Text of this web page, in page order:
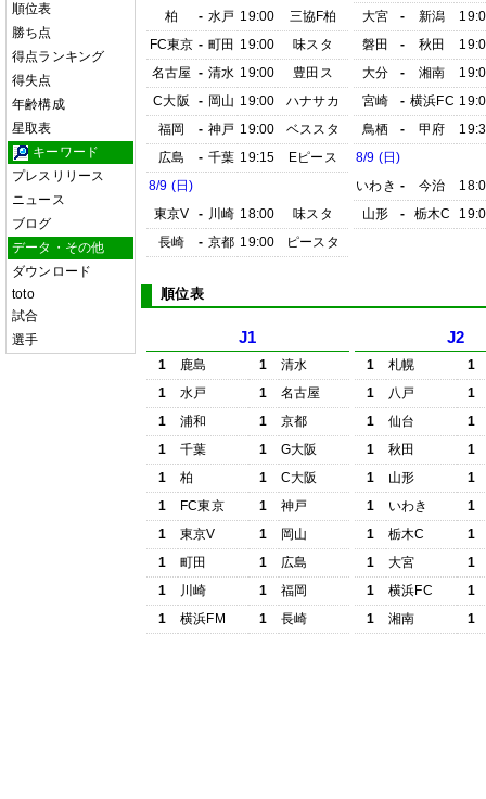
順位表
勝ち点
得点ランキング
得失点
年齢構成
星取表
キーワード
プレスリリース
ニュース
ブログ
データ・その他
ダウンロード
toto
試合
選手
柏
- 水戸 19:00
三協F柏
FC東京 - 町田 19:00
味スタ
名古屋 - 清水 19:00
豊田ス
C大阪
- 岡山 19:00
ハナサカ
福岡
- 神戸 19:00
ベススタ
広島
- 千葉 19:15
Eピース
8/9 (日)
東京V
- 川崎 18:00
味スタ
長崎
- 京都 19:00 ピースタ
大宮
- 新潟
磐田
- 秋田
大分
- 湘南
宮崎
- 横浜FC
鳥栖
- 甲府
8/9 (日)
いわき - 今治
山形
- 栃木C
順位表
J1
1 鹿島 1
清水
1
水戸 1
名古屋
1
浦和 1
京都
1
千葉 1
G大阪
1
柏 1
C大阪
1
FC東京 1
神戸
1
東京V 1
岡山
1
町田 1
広島
1
川崎 1
福岡
1
横浜FM 1 長崎
J2
1 札幌
1
1
八戸
1
1
仙台
1
1
秋田
1
1
山形
1
1
いわき
1
1
栃木C
1
1
大宮
1
1
横浜FC
1
1
湘南 1